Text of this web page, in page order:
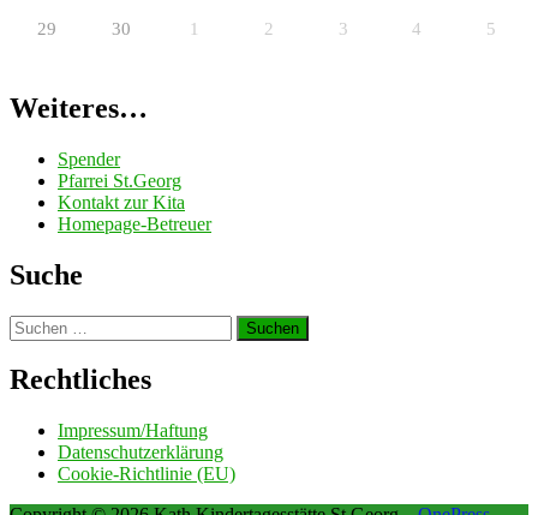
29 30 1 2 3 4 5
Weiteres…
Spender
Pfarrei St.Georg
Kontakt zur Kita
Homepage-Betreuer
Suche
Suchen
nach:
Rechtliches
Impressum/Haftung
Datenschutzerklärung
Cookie-Richtlinie (EU)